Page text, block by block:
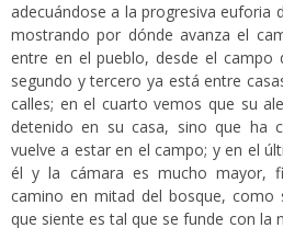
adecuándose a la progresiva euforia
mostrando por dónde avanza el
entre en el pueblo, desde el campo
segundo y tercero ya está entre
calles; en el cuarto vemos que su
detenido en su casa, sino que ha
vuelve a estar en el campo; y en el
él y la cámara es mucho mayor,
camino en mitad del bosque, como
que siente es tal que se funde con la